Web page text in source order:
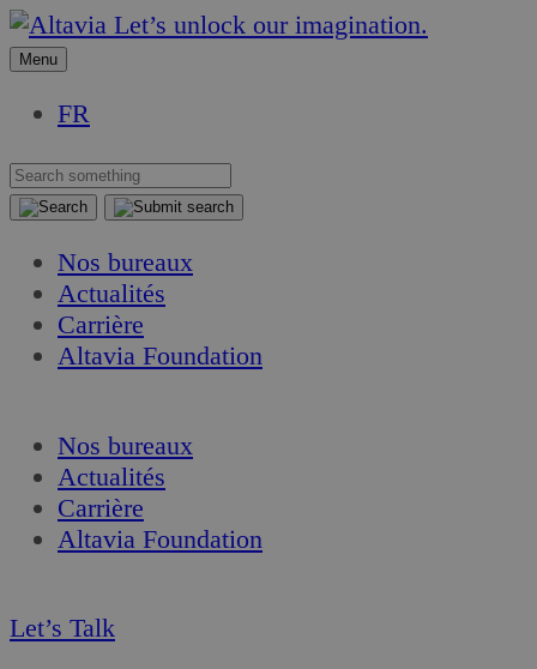
Aller
au
Aller
au
Let’s unlock our imagination.
Menu
FR
Nos bureaux
Actualités
Carrière
Altavia Foundation
Nos bureaux
Actualités
Carrière
Altavia Foundation
Let’s Talk